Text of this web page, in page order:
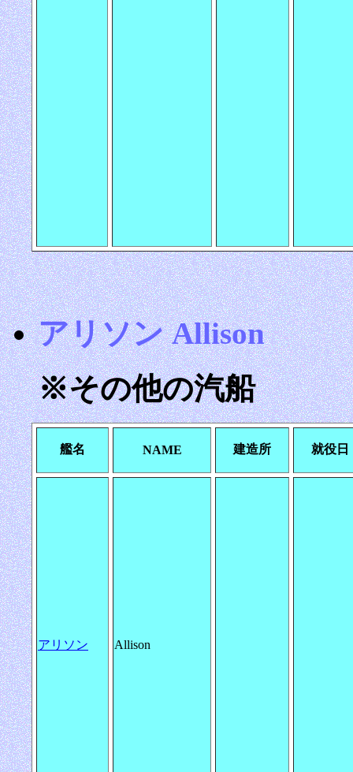
アリソン Allison
※その他の汽船
艦名 NAME 建造所 就役日
アリソン Allison